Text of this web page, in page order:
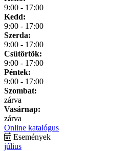
9:00 - 17:00
Kedd:
9:00 - 17:00
Szerda:
9:00 - 17:00
Csütörtök:
9:00 - 17:00
Péntek:
9:00 - 17:00
Szombat:
zárva
Vasárnap:
zárva
Online katalógus
Események
július